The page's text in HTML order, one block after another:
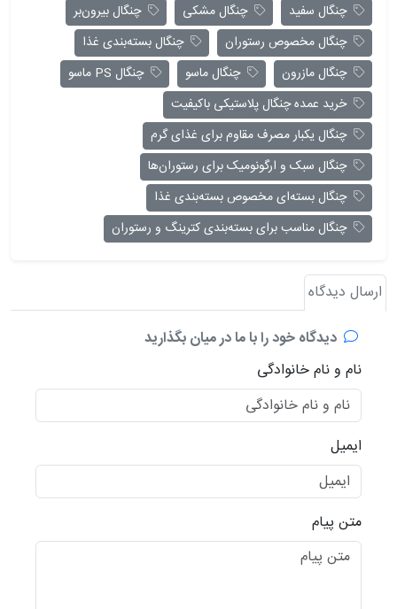
چنگال سفید
چنگال مشکی
چنگال بیرون‌بر
چنگال مخصوص رستوران
چنگال بسته‌بندی غذا
چنگال مازرون
چنگال ماسو
چنگال PS ماسو
خرید عمده چنگال پلاستیکی باکیفیت
چنگال یکبار مصرف مقاوم برای غذای گرم
چنگال سبک و ارگونومیک برای رستوران‌ها
چنگال بسته‌ای مخصوص بسته‌بندی غذا
چنگال مناسب برای بسته‌بندی کترینگ و رستوران
ارسال دیدگاه
دیدگاه خود را با ما در میان بگذارید
نام و نام خانوادگی
ایمیل
متن پیام